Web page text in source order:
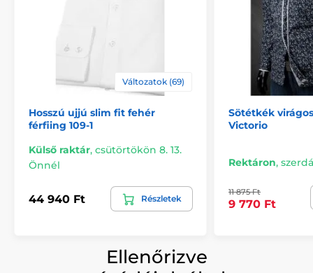
Változatok (69)
Hosszú ujjú slim fit fehér
férfiing 109-1
Külső raktár, csütörtökön 8. 13.
Önnél
44 940 Ft Részletek
Sötétkék
Victorio
Rektáron,
11 875 Ft
9 770 Ft
Ellenőrizve